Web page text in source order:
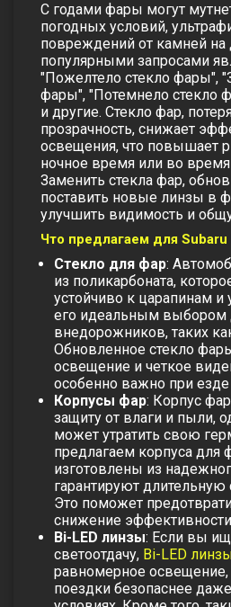
С годами фары могут
погодных условий,
повреждений от камней на
популярными запросами
"Пожелтело стекло фары",
фары", "Потемнело стекло
и другие. Стекло фар,
прозрачность, снижает
освещения, что повышает
ночное время или во
Заменить стекла фар,
поставить новые линзы в
улучшить видимость и
Что предлагаем для
Стекло для фар:
из поликарбоната,
устойчиво к царапинам и
его идеальным выбором
внедорожников, таких
Обновленное стекло
освещение и четкое
особенно важно при
Корпусы фар: Корпус
защиту от влаги и пыли,
может утратить свою
предлагаем корпуса для
изготовлены из
гарантируют
Это поможет
снижение
Bi-LED линзы: Если вы
светоотдачу, Bi-LED
равномерное освещение,
поездки безопаснее